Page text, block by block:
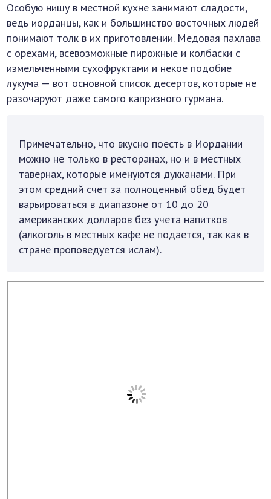
Особую нишу в местной кухне занимают сладости,
ведь иорданцы, как и большинство восточных людей
понимают толк в их приготовлении. Медовая пахлава
с орехами, всевозможные пирожные и колбаски с
измельченными сухофруктами и некое подобие
лукума — вот основной список десертов, которые не
разочаруют даже самого капризного гурмана.
Примечательно, что вкусно поесть в Иордании
можно не только в ресторанах, но и в местных
тавернах, которые именуются дукканами. При
этом средний счет за полноценный обед будет
варьироваться в диапазоне от 10 до 20
американских долларов без учета напитков
(алкоголь в местных кафе не подается, так как в
стране проповедуется ислам).